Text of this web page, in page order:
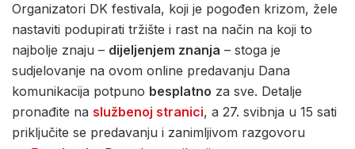
Organizatori DK festivala, koji je pogođen krizom, žele
nastaviti podupirati tržište i rast na način na koji to
najbolje znaju – dijeljenjem znanja – stoga je
sudjelovanje na ovom online predavanju Dana
komunikacija potpuno besplatno za sve. Detalje
pronađite na službenoj stranici, a 27. svibnja u 15 sati
priključite se predavanju i zanimljivom razgovoru